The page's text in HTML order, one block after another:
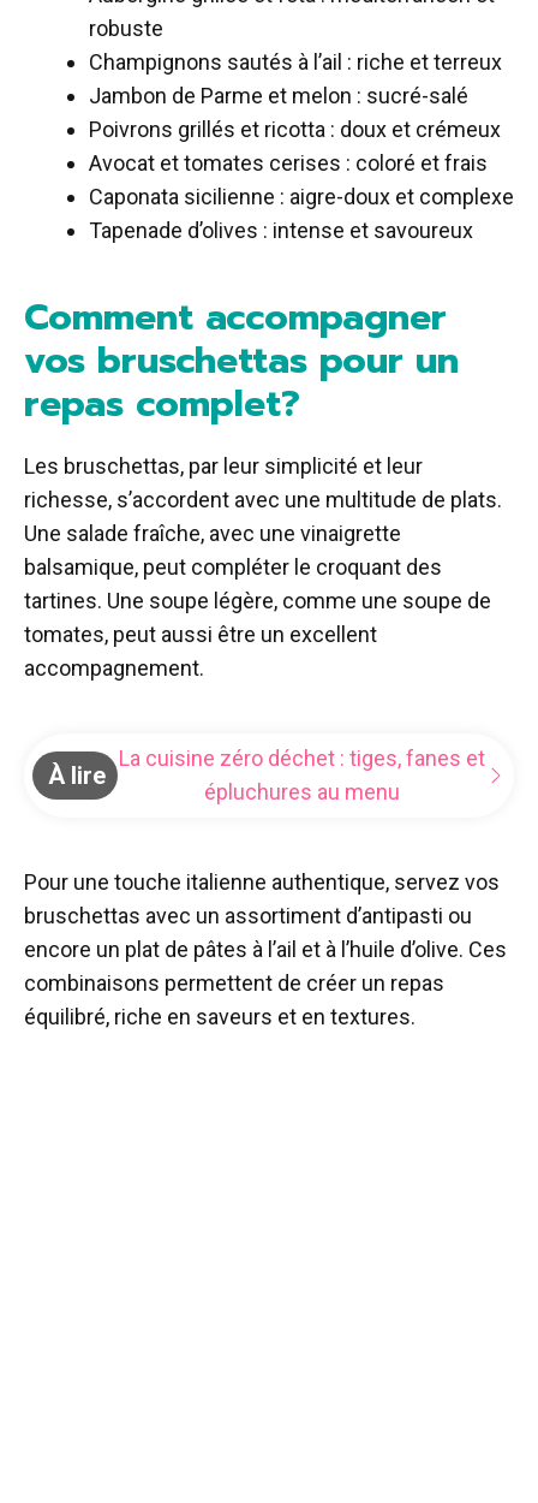
robuste
Champignons sautés à l’ail : riche et terreux
Jambon de Parme et melon : sucré-salé
Poivrons grillés et ricotta : doux et crémeux
Avocat et tomates cerises : coloré et frais
Caponata sicilienne : aigre-doux et complexe
Tapenade d’olives : intense et savoureux
Comment accompagner
vos bruschettas pour un
repas complet?
Les bruschettas, par leur simplicité et leur
richesse, s’accordent avec une multitude de plats.
Une salade fraîche, avec une vinaigrette
balsamique, peut compléter le croquant des
tartines. Une soupe légère, comme une soupe de
tomates, peut aussi être un excellent
accompagnement.
À lire
La cuisine zéro déchet : tiges, fanes et
épluchures au menu
Pour une touche italienne authentique, servez vos
bruschettas avec un assortiment d’antipasti ou
encore un plat de pâtes à l’ail et à l’huile d’olive. Ces
combinaisons permettent de créer un repas
équilibré, riche en saveurs et en textures.